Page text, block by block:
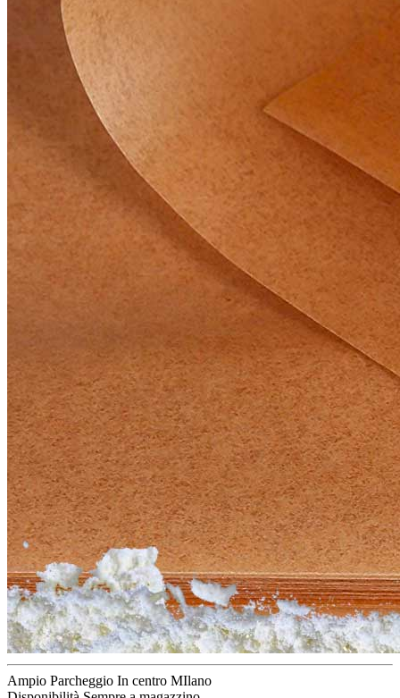
Ampio Parcheggio In centro MIlano